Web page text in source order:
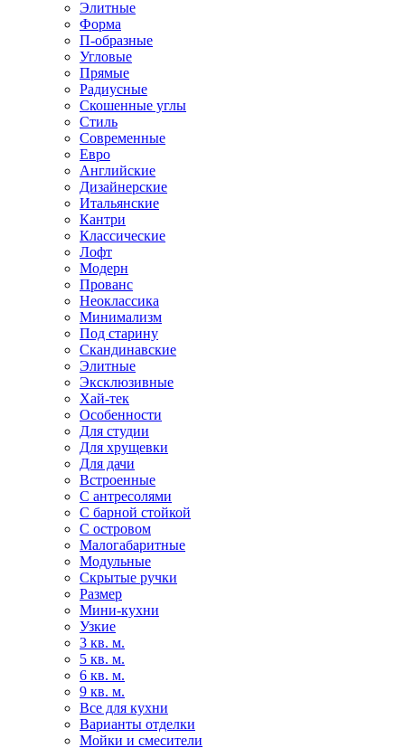
Элитные
Форма
П-образные
Угловые
Прямые
Радиусные
Скошенные углы
Стиль
Современные
Евро
Английские
Дизайнерские
Итальянские
Кантри
Классические
Лофт
Модерн
Прованс
Неоклассика
Минимализм
Под старину
Скандинавские
Элитные
Эксклюзивные
Хай-тек
Особенности
Для студии
Для хрущевки
Для дачи
Встроенные
С антресолями
С барной стойкой
С островом
Малогабаритные
Модульные
Скрытые ручки
Размер
Мини-кухни
Узкие
3 кв. м.
5 кв. м.
6 кв. м.
9 кв. м.
Все для кухни
Варианты отделки
Мойки и смесители